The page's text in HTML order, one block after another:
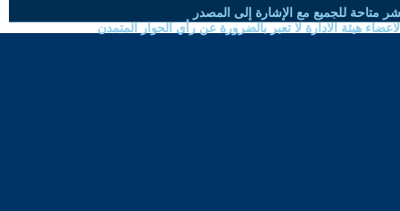
متاحة للجميع مع الإشارة إلى المصدر
هيئة الادارة لا تعبر بالضرورة عن رأي الحوار المتمدن